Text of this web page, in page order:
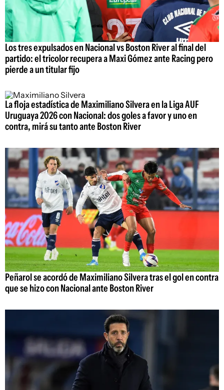
Los tres expulsados en Nacional vs Boston River al final del
partido: el tricolor recupera a Maxi Gómez ante Racing pero
pierde a un titular fijo
La floja estadística de Maximiliano Silvera en la Liga AUF
Uruguaya 2026 con Nacional: dos goles a favor y uno en
contra, mirá su tanto ante Boston River
Peñarol se acordó de Maximiliano Silvera tras el gol en contra
que se hizo con Nacional ante Boston River